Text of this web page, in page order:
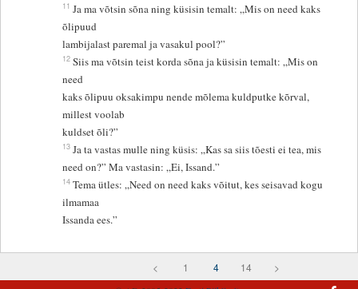
11 Ja ma võtsin sõna ning küsisin temalt: „Mis on need kaks
õlipuud
lambijalast paremal ja vasakul pool?”
12 Siis ma võtsin teist korda sõna ja küsisin temalt: „Mis on
need
kaks õlipuu oksakimpu nende mõlema kuldputke kõrval,
millest voolab
kuldset õli?”
13 Ja ta vastas mulle ning küsis: „Kas sa siis tõesti ei tea, mis
need on?” Ma vastasin: „Ei, Issand.”
14 Tema ütles: „Need on need kaks võitut, kes seisavad kogu
ilmamaa
Issanda ees.”
< 1 4 14 >